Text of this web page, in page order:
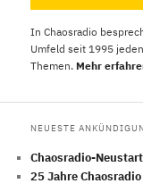
In Chaosradio
Umfeld seit 1995
Themen. Mehr
NEUESTE
Chaosradio-
25 Jahre Chaosradio